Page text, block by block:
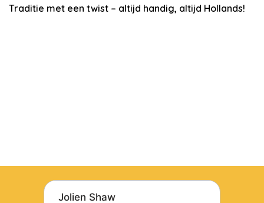
Traditie met een twist – altijd handig, altijd Hollands!